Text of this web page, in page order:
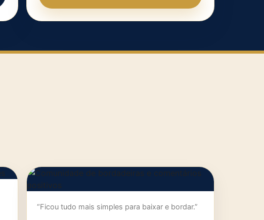
“Ficou tudo mais simples para baixar e bordar.”